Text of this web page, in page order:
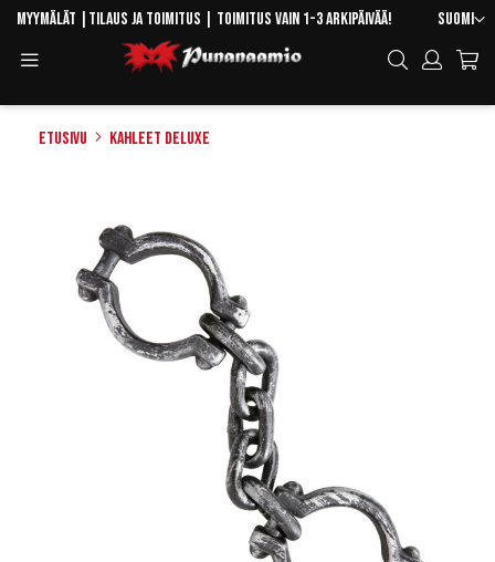
Skip
Content
Kieli
Suomi
Myymälät Tilaus ja toimitus | Toimitus vain 1-3 arkipäivää!
Hae
Etusivu Kahleet deluxe